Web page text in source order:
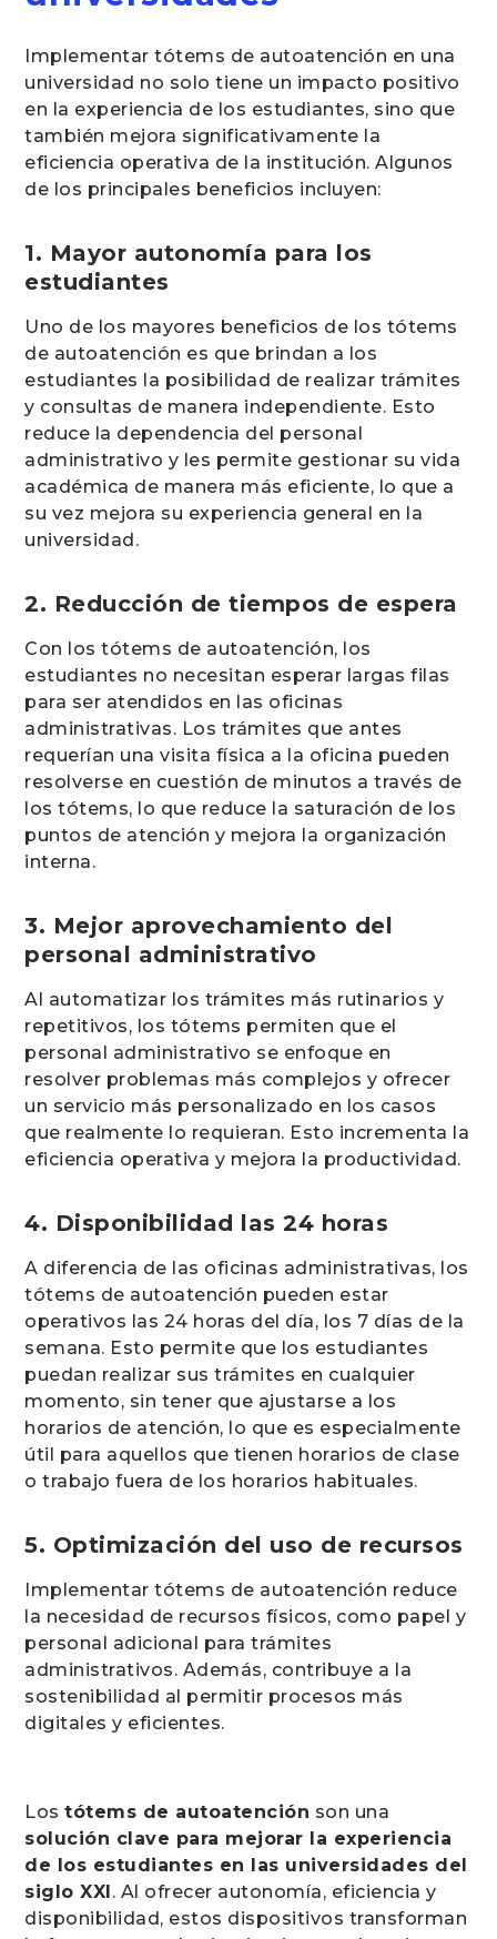
Implementar tótems de autoatención en una
universidad no solo tiene un impacto positivo
en la experiencia de los estudiantes, sino que
también mejora significativamente la
eficiencia operativa de la institución. Algunos
de los principales beneficios incluyen:
1. Mayor autonomía para los
estudiantes
Uno de los mayores beneficios de los tótems
de autoatención es que brindan a los
estudiantes la posibilidad de realizar trámites
y consultas de manera independiente. Esto
reduce la dependencia del personal
administrativo y les permite gestionar su vida
académica de manera más eficiente, lo que a
su vez mejora su experiencia general en la
universidad.
2. Reducción de tiempos de espera
Con los tótems de autoatención, los
estudiantes no necesitan esperar largas filas
para ser atendidos en las oficinas
administrativas. Los trámites que antes
requerían una visita física a la oficina pueden
resolverse en cuestión de minutos a través de
los tótems, lo que reduce la saturación de los
puntos de atención y mejora la organización
interna.
3. Mejor aprovechamiento del
personal administrativo
Al automatizar los trámites más rutinarios y
repetitivos, los tótems permiten que el
personal administrativo se enfoque en
resolver problemas más complejos y ofrecer
un servicio más personalizado en los casos
que realmente lo requieran. Esto incrementa la
eficiencia operativa y mejora la productividad.
4. Disponibilidad las 24 horas
A diferencia de las oficinas administrativas, los
tótems de autoatención pueden estar
operativos las 24 horas del día, los 7 días de la
semana. Esto permite que los estudiantes
puedan realizar sus trámites en cualquier
momento, sin tener que ajustarse a los
horarios de atención, lo que es especialmente
útil para aquellos que tienen horarios de clase
o trabajo fuera de los horarios habituales.
5. Optimización del uso de recursos
Implementar tótems de autoatención reduce
la necesidad de recursos físicos, como papel y
personal adicional para trámites
administrativos. Además, contribuye a la
sostenibilidad al permitir procesos más
digitales y eficientes.
Lostótems de autoatención son una
solución clave para mejorar la experiencia
de los estudiantes en las universidades del
siglo XXI. Al ofrecer autonomía, eficiencia y
disponibilidad, estos dispositivos transforman